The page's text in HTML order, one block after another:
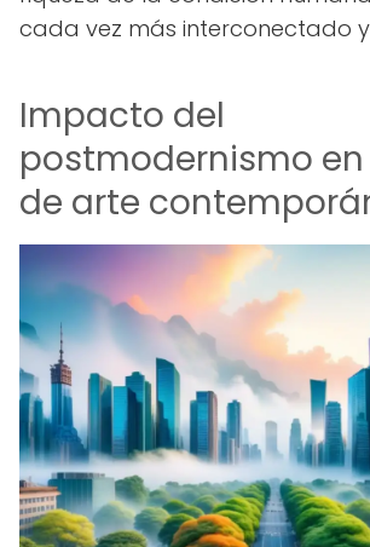
cada vez más interconectado
Impacto del
postmodernismo
de arte